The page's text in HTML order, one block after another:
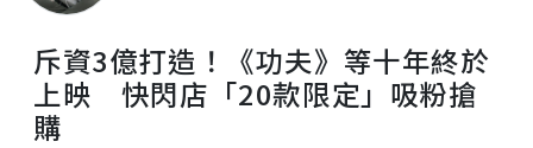
斥資3億打造！《功夫》等十年終於
上映 快閃店「20款限定」吸粉搶
購